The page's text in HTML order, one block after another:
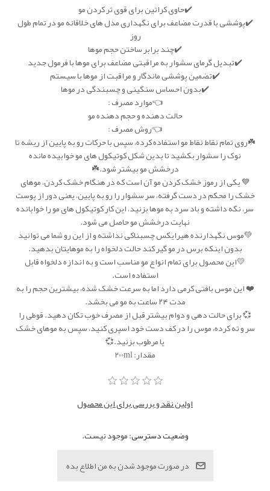
✔️حاوی کراتین برای قوی تر کردن مو
✔️پوششی با قدرت مضاعف برای نگهداری مدل های خلاقانه مو در تمام طول
روز
✔️چند برابر ساختن حجم موها
✔️تبدیل گرمای سشوار به مراقبتی مضاعف برای موها با فرمول جدید
✔️تضمین پوششی ماندگار و مراقبت از موها با سیستم
✔️بدون احساس سنگینی و چسبندگی در موها
👈موارد مصرف :
حالت دهنده و حجم دهنده مو
👈روش مصرف :
☘️روی تمام نقاط نقاط مو استفاده کرده، سپس با حرکات رو به پایین از ریشه تا
نوک را سشوار بکشید تا بدین شکل کوتیکول های مو خوابیده مانده
درخشش مو بیشتر شود.☘️
💙 یکی از رموز خشک کردن مو آن است که در هنگام خشک کردن، موهای
خشک را محکم در دست گرفته، سر سشوار را رو به پایین، یعنی دور از پوست
سر، نگه داشته و باد سرد به موها بزنید، این کار کوتیکول های مو را خوابانده
نهایت درخشش مو حاصل می شود.
💚موس نگهدارنده هیرایکس چسبناکی نداشته و از این رو شما می توانید
بدون اینکه برس در مو گیر کند حالت دلخواه را به موهایتان بدهید.
💛این محصول برای تمام انواع مو مناسب است و به اندازه دلخواه قابل
استفاده است.
❤️ این موس بافتی کرمی دارد اما به سرعت خشک شده، بیشترین حجم را به
مدت ۲۴ ساعت به مو می بخشد.
💞 برای حالت دهی و دوام بیشتر قبل از مصرف خوب تکان دهید. قوطی را
سر و ته کرده، موس را در کف دست خود اسپری کنید، سپس به موهای خشک
یا مرطوب بزنید.💞
مقدار: 200ml
اولین نقد و بررسی برای این محصول
وضعیت دسترسی:موجود نیست.